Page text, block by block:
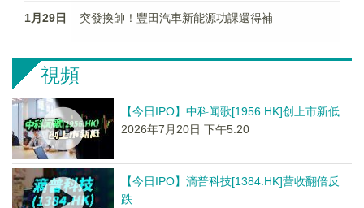
1月29日 突發換帥！豐田汽車新能源功課還得補
視頻
【今日IPO】中科闻歌[1956.HK]创上市新低
2026年7月20日 下午5:20
【今日IPO】滴普科技[1384.HK]营收翻倍反
跌